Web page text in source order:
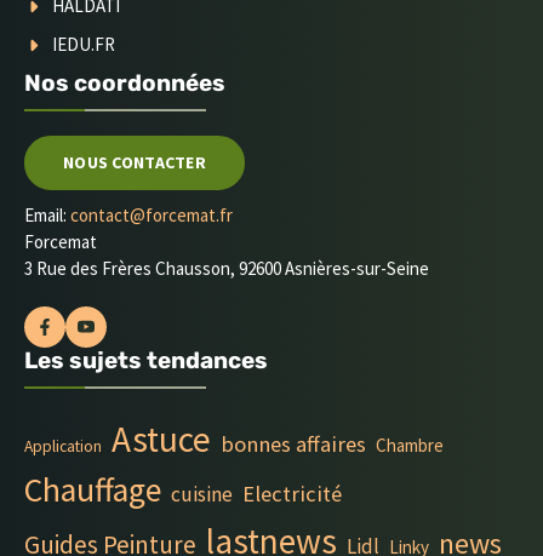
HALDATI
IEDU.FR
Nos coordonnées
NOUS CONTACTER
Email: contact@forcemat.fr
Forcemat
3 Rue des Frères Chausson, 92600 Asnières-sur-Seine
Les sujets tendances
Application Astuce bonnes affaires Chambre
Chauffage cuisine Electricité
Guides Peinture lastnews Lidl Linky news